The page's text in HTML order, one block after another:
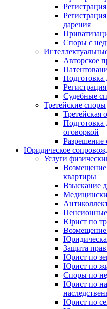
дарения
Cпоры с
Авторское
Подготовка
Судебные
Третейские споры
Третейская
Подготовка
оговоркой
Разрешение
Юридическое
Услуги
Возмещение
квартиры
Взыскание
Юрист по
Возмещение
Защита
Юрист по
Юрист по
Споры по
Юрист по
Юрист по